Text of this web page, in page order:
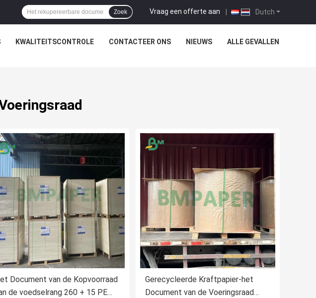
Dutch
Vraag een offerte aan |
Zoek
KWALITEITSCONTROLE CONTACTEER ONS NIEUWS ALLE GEVALLEN
Document van de Kopvoorraad
de voedselrang 260 + 15 PE
Gerecycleerde Kraftpapier-het
Document van de Voeringsraad